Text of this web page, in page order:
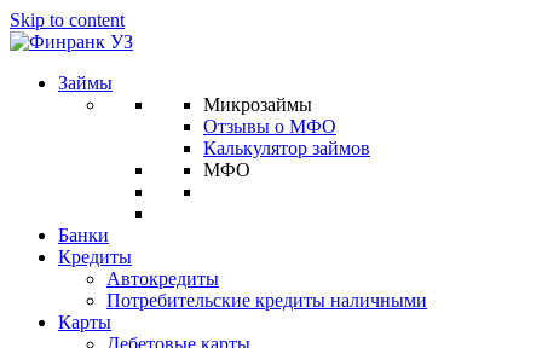
Skip to content
Займы
Микрозаймы
Отзывы о МФО
Калькулятор займов
МФО
Банки
Кредиты
Автокредиты
Потребительские кредиты наличными
Карты
Дебетовые карты